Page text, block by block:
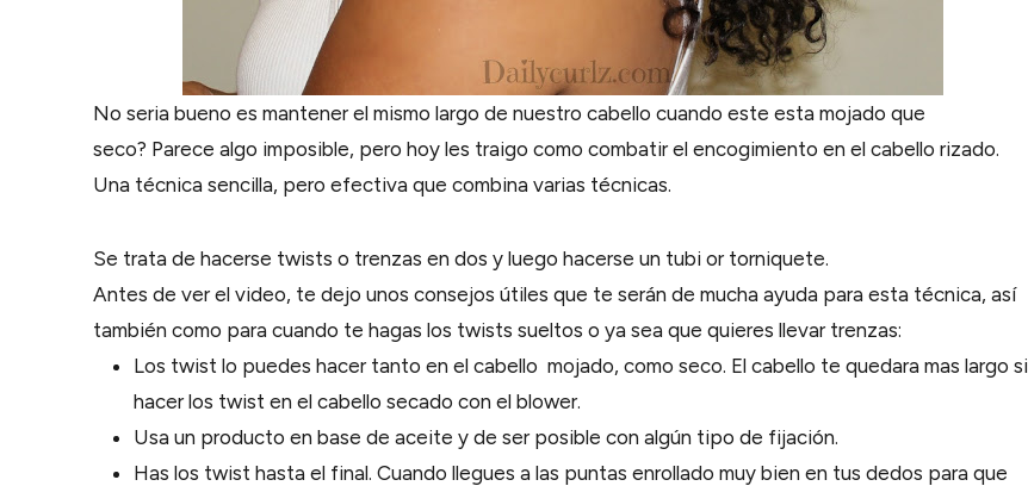
No seria bueno es mantener el mismo largo de nuestro cabello cuando este esta mojado que
seco? Parece algo imposible, pero hoy les traigo como combatir el encogimiento en el cabello rizado.
Una técnica sencilla, pero efectiva que combina varias técnicas.
Se trata de hacerse twists o trenzas en dos y luego hacerse un tubi or torniquete.
Antes de ver el video, te dejo unos consejos útiles que te serán de mucha ayuda para esta técnica, así
también como para cuando te hagas los twists sueltos o ya sea que quieres llevar trenzas:
Los twist lo puedes hacer tanto en el cabello mojado, como seco. El cabello te quedara mas largo si
hacer los twist en el cabello secado con el blower.
Usa un producto en base de aceite y de ser posible con algún tipo de fijación.
Has los twist hasta el final. Cuando llegues a las puntas enrollado muy bien en tus dedos para que